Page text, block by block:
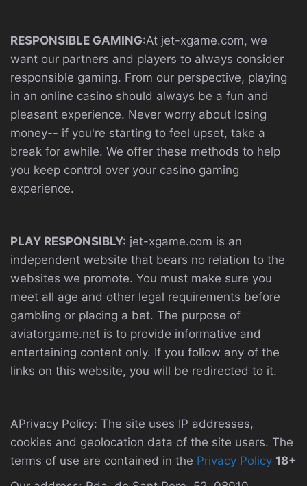
RESPONSIBLE GAMING:At jet-xgame.com, we
want our partners and players to always consider
responsible gaming. From our perspective, playing
in an online casino should always be a fun and
pleasant experience. Never worry about losing
money-- if you're starting to feel upset, take a
break for awhile. We offer these methods to help
you keep control over your casino gaming
experience.
PLAY RESPONSIBLY: jet-xgame.com is an
independent website that bears no relation to the
websites we promote. You must make sure you
meet all age and other legal requirements before
gambling or placing a bet. The purpose of
aviatorgame.net is to provide informative and
entertaining content only. If you follow any of the
links on this website, you will be redirected to it.
APrivacy Policy: The site uses IP addresses,
cookies and geolocation data of the site users. The
terms of use are contained in the Privacy Policy 18+